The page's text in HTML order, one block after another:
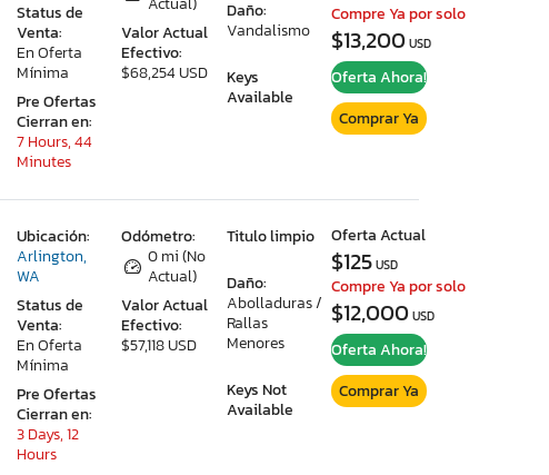
Valor Actual
Efectivo:
$68,254 USD
Daño:
Vandalismo
Keys
Available
Status de
Venta:
En Oferta
Mínima
Pre Ofertas
Cierran en:
7 Hours, 44
Minutes
Compre Ya por solo
$13,200USD
Oferta Ahora!
Comprar Ya
Odómetro:
0 mi (No
Actual)
Valor Actual
Efectivo:
$57,118 USD
Titulo limpio
Daño:
Abolladuras /
Rallas
Menores
Keys Not
Available
Ubicación:
Arlington,
WA
Status de
Venta:
En Oferta
Mínima
Pre Ofertas
Cierran en:
3 Days, 12
Hours
Oferta Actual
$125USD
Compre Ya por solo
$12,000USD
Oferta Ahora!
Comprar Ya